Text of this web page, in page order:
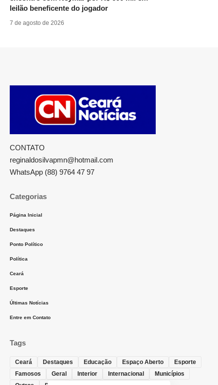
leilão beneficente do jogador
7 de agosto de 2026
CONTATO
reginaldosilvapmn@hotmail.com
WhatsApp (88) 9764 47 97
Categorias
Página Inicial
Destaques
Ponto Político
Política
Ceará
Esporte
Últimas Notícias
Entre em Contato
Tags
Ceará Destaques Educação Espaço Aberto
Esporte
Famosos
Geral Interior Internacional
Municípios